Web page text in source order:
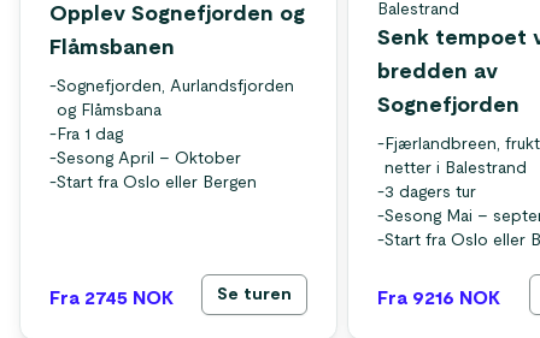
Opplev Sognefjorden og
Flåmsbanen
-Sognefjorden, Aurlandsfjorden
og Flåmsbana
- Fra 1 dag
-Sesong April – Oktober
-Start fra Oslo eller Bergen
Fra 2745 NOK Se turen
Balestrand
Senk tempoet
bredden av
Sognefjorden
- Fjærlandbreen,
netter i Balestrand
-3 dagers tur
-Sesong Mai –
-Start fra Oslo eller
Fra 9216 NOK